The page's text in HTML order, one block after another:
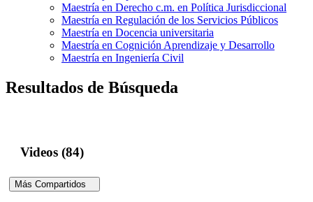
Maestría en Derecho c.m. en Política Jurisdiccional
Maestría en Regulación de los Servicios Públicos
Maestría en Docencia universitaria
Maestría en Cognición Aprendizaje y Desarrollo
Maestría en Ingeniería Civil
Resultados de Búsqueda
Videos (84)
Más Compartidos